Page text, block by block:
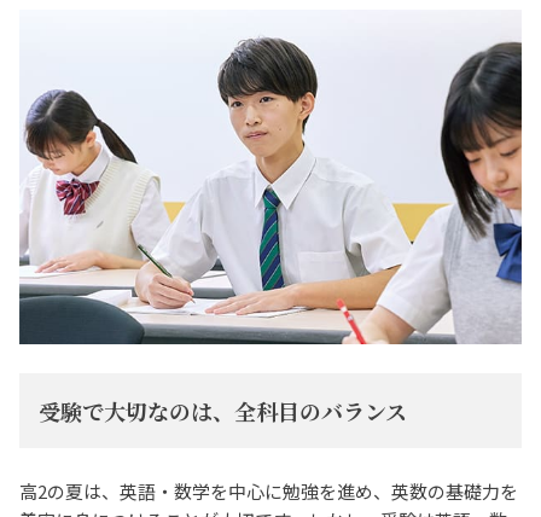
受験で大切なのは、全科目のバランス
高2の夏は、英語・数学を中心に勉強を進め、英数の基礎力を